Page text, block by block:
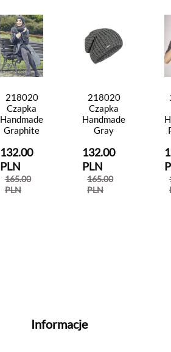
218020
Czapka
Handmade
Graphite
132.00
PLN
165.00
PLN
218020
Czapka
Handmade
Gray
132.00
PLN
165.00
PLN
Informacje